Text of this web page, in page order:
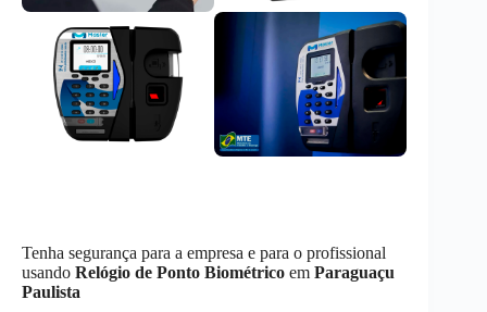
Tenha segurança para a empresa e para o profissional
usando Relógio de Ponto Biométrico em Paraguaçu
Paulista